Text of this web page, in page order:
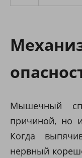
Мышечный
причиной, но
Когда
нервный